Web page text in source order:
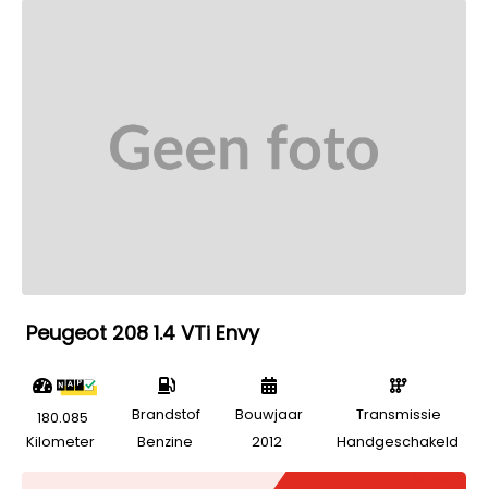
Peugeot 208 1.4 VTi Envy
180.085
Kilometer
Brandstof
Benzine
Bouwjaar
2012
Transmissie
Handgeschakeld